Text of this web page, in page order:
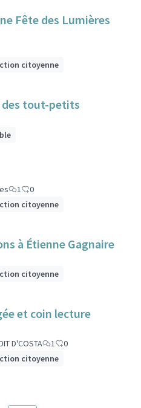
Fête des Lumières
citoyenne
des tout-petits
1
0
citoyenne
à Étienne Gagnaire
citoyenne
et coin lecture
D'COSTA 1
0
citoyenne